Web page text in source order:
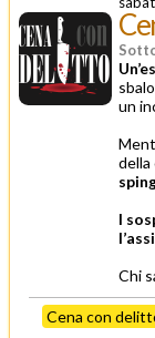
un
della
I
Chi
Cena con